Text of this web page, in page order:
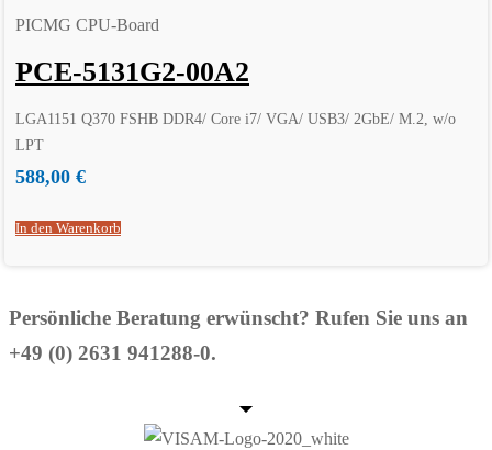
PICMG CPU-Board
PCE-5131G2-00A2
LGA1151 Q370 FSHB DDR4/ Core i7/ VGA/ USB3/ 2GbE/ M.2, w/o
LPT
588,00 €
In den Warenkorb
Persönliche Beratung erwünscht? Rufen Sie uns an
+49 (0) 2631 941288-0.